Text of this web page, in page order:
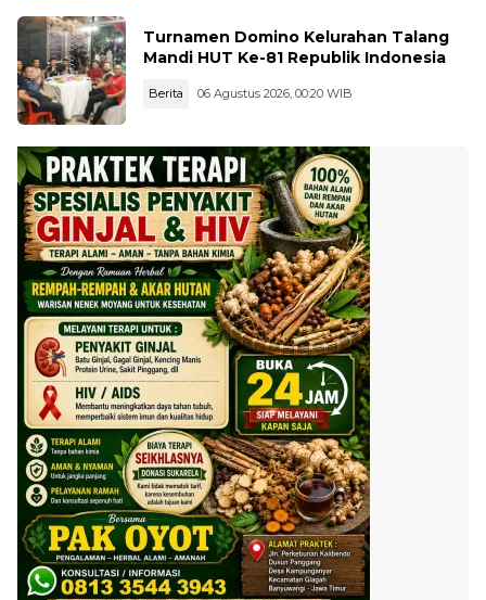
Turnamen Domino Kelurahan Talang
Mandi HUT Ke-81 Republik Indonesia
Berita 06 Agustus 2026, 00:20 WIB